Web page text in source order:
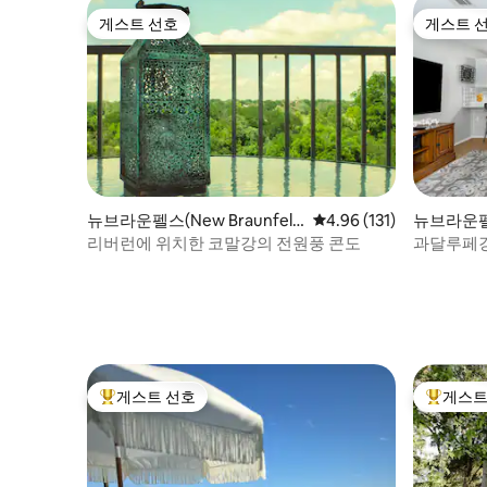
게스트 선호
게스트 선호
뉴브라운펠스(New Braunfel
s)의 콘도미니엄
평점 4.96점(5점 만점),
4.96 (131)
리버런에 위치한 코말강의 전원풍 콘도
게스트
게스트
뉴브라운
의 콘도미
과달루페
상위 게스트 선호
게스트 선호 상위 게
게스